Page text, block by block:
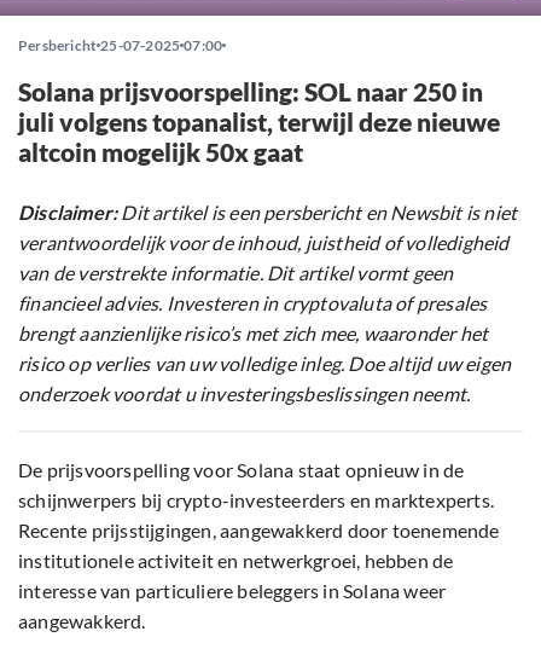
Persbericht 25-07-2025 07:00
Solana prijsvoorspelling: SOL naar 250 in
juli volgens topanalist, terwijl deze nieuwe
altcoin mogelijk 50x gaat
Disclaimer:Dit artikel is een persbericht en Newsbit is niet
verantwoordelijk voor de inhoud, juistheid of volledigheid
van de verstrekte informatie. Dit artikel vormt geen
financieel advies. Investeren in cryptovaluta of presales
brengt aanzienlijke risico’s met zich mee, waaronder het
risico op verlies van uw volledige inleg. Doe altijd uw eigen
onderzoek voordat u investeringsbeslissingen neemt.
De prijsvoorspelling voor Solana staat opnieuw in de
schijnwerpers bij crypto-investeerders en marktexperts.
Recente prijsstijgingen, aangewakkerd door toenemende
institutionele activiteit en netwerkgroei, hebben de
interesse van particuliere beleggers in Solana weer
aangewakkerd.